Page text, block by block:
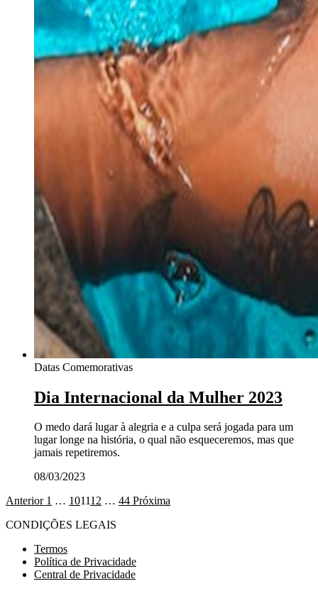
Datas Comemorativas
Dia Internacional da Mulher 2023
O medo dará lugar à alegria e a culpa será jogada para um
lugar longe na história, o qual não esqueceremos, mas que
jamais repetiremos.
08/03/2023
Anterior 1 … 101112 … 44 Próxima
CONDIÇÕES LEGAIS
Termos
Política de Privacidade
Central de Privacidade